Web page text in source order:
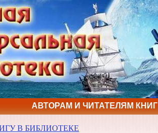
АВТОРАМ И ЧИТАТЕЛЯМ КНИГ
В БИБЛИОТЕКЕ